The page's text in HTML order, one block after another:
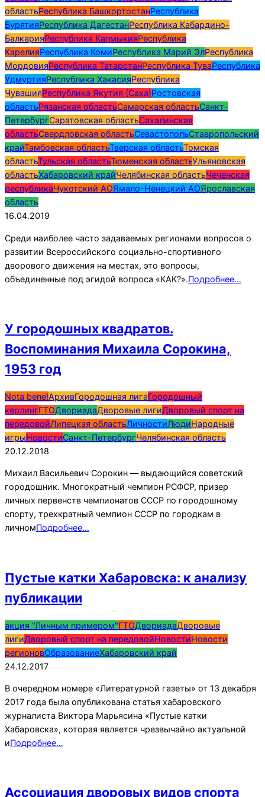
областьРеспублика БашкортостанРеспублика
БурятияРеспублика ДагестанРеспублика Кабардино-
БалкарияРеспублика КалмыкияРеспублика
КарелияРеспублика КомиРеспублика Марий ЭлРеспублика
МордовияРеспублика ТатарстанРеспублика ТуваРеспублика
УдмуртияРеспублика ХакасияРеспублика
ЧувашияРеспублика Якутия (Саха)Ростовская
областьРязанская областьСамарская областьСанкт-
ПетербургСаратовская областьСахалинская
областьСвердловская областьСевастопольСтавропольский
крайТамбовская областьТверская областьТомская
областьТульская областьТюменская областьУльяновская
областьХабаровский крайЧелябинская областьЧеченская
республикаЧукотский АОЯмало-Ненецкий АОЯрославская
область
16.04.2019
Среди наиболее часто задаваемых регионами вопросов о
развитии Всероссийского социально-спортивного
дворового движения на местах, это вопросы,
объединенные под эгидой вопроса «КАК?».Подробнее…
У городошных квадратов.
Воспоминания Михаила Сорокина,
1953 год
2018-
12-
20
Nota bene!АрхивГородошная лигаГородошный
керлингГТОДвориадаДворовые лигиДворовый спорт на
передовойЛипецкая областьЛичностиЛюдиНародные
игрыНовостиСанкт-ПетербургЧелябинская область
20.12.2018
Михаил Васильевич Сорокин — выдающийся советский
городошник. Многократный чемпион РСФСР, призер
личных первенств чемпионатов СССР по городошному
спорту, трехкратный чемпион СССР по городкам в
личномПодробнее…
Пустые катки Хабаровска: к анализу
публикации
2017-
12-
24
акция "Личным примером"ГТОДвориадаДворовые
лигиДворовый спорт на передовойНовостиНовости
регионовОбразованиеХабаровский край
24.12.2017
В очередном номере «Литературной газеты» от 13 декабря
2017 года была опубликована статья хабаровского
журналиста Виктора Марьясина «Пустые катки
Хабаровска», которая является чрезвычайно актуальной
иПодробнее…
Ассоциация дворовых видов спорта